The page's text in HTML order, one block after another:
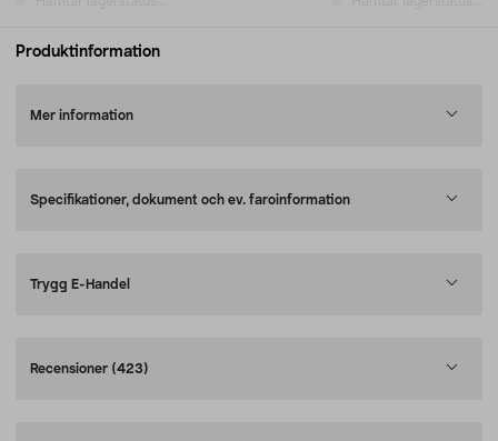
Produktinformation
Mer information
Specifikationer, dokument och ev. faroinformation
Trygg E-Handel
Recensioner (423)